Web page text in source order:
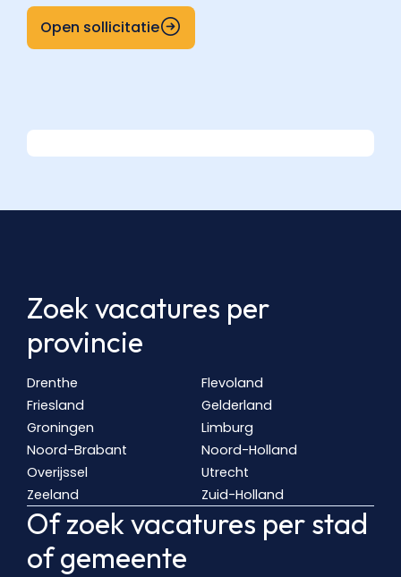
Open sollicitatie
Zoek vacatures per
provincie
Drenthe
Flevoland
Friesland
Gelderland
Groningen
Limburg
Noord-Brabant
Noord-Holland
Overijssel
Utrecht
Zeeland
Zuid-Holland
Of zoek vacatures per stad
of gemeente